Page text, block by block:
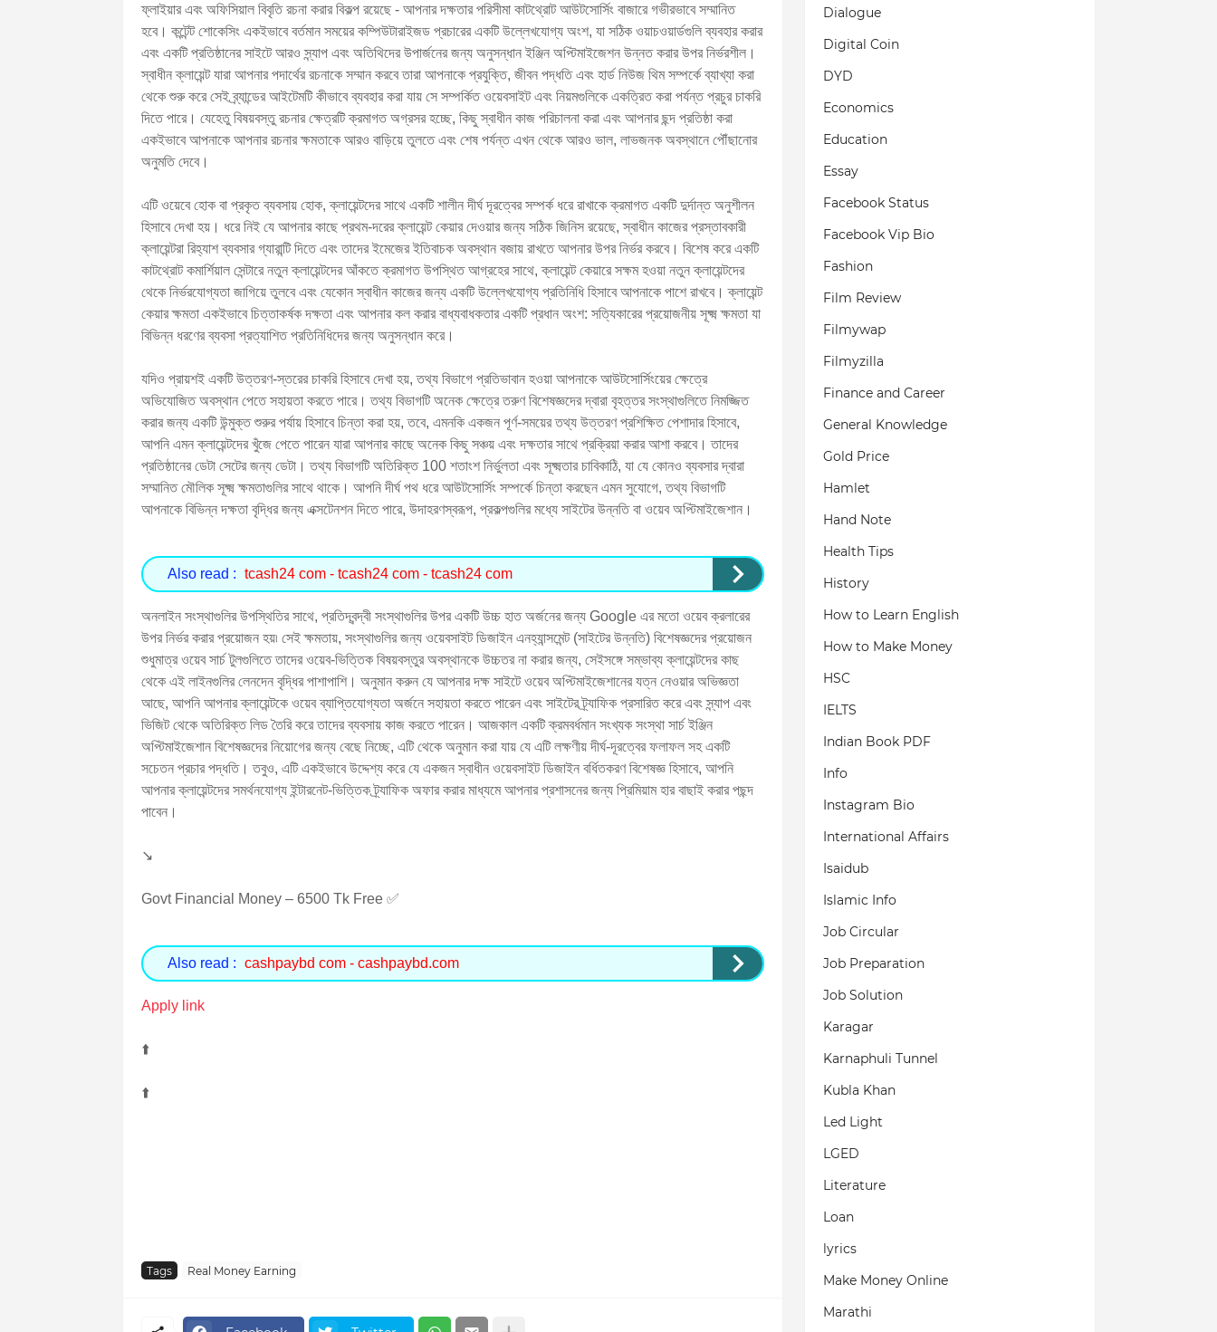
ফ্লাইয়ার এবং অফিসিয়াল বিবৃতি রচনা করার বিকল্প রয়েছে - আপনার দক্ষতার পরিসীমা কাটথ্রোট আউটসোর্সিং বাজারে গভীরভাবে সম্মানিত
হবে। কন্টেন্ট শোকেসিং একইভাবে বর্তমান সময়ের কম্পিউটারাইজড প্রচারের একটি উল্লেখযোগ্য অংশ, যা সঠিক ওয়াচওয়ার্ডগুলি ব্যবহার করার
এবং একটি প্রতিষ্ঠানের সাইটে আরও স্ন্যাপ এবং অতিথিদের উপার্জনের জন্য অনুসন্ধান ইঞ্জিন অপ্টিমাইজেশন উন্নত করার উপর নির্ভরশীল।
স্বাধীন ক্লায়েন্ট যারা আপনার পদার্থের রচনাকে সম্মান করবে তারা আপনাকে প্রযুক্তি, জীবন পদ্ধতি এবং হার্ড নিউজ থিম সম্পর্কে ব্যাখ্যা করা
থেকে শুরু করে সেই ব্র্যান্ডের আইটেমটি কীভাবে ব্যবহার করা যায় সে সম্পর্কিত ওয়েবসাইট এবং নিয়মগুলিকে একত্রিত করা পর্যন্ত প্রচুর চাকরি
দিতে পারে। যেহেতু বিষয়বস্তু রচনার ক্ষেত্রটি ক্রমাগত অগ্রসর হচ্ছে, কিছু স্বাধীন কাজ পরিচালনা করা এবং আপনার ছন্দ প্রতিষ্ঠা করা
একইভাবে আপনাকে আপনার রচনার ক্ষমতাকে আরও বাড়িয়ে তুলতে এবং শেষ পর্যন্ত এখন থেকে আরও ভাল, লাভজনক অবস্থানে পৌঁছানোর
অনুমতি দেবে।
এটি ওয়েবে হোক বা প্রকৃত ব্যবসায় হোক, ক্লায়েন্টদের সাথে একটি শালীন দীর্ঘ দূরত্বের সম্পর্ক ধরে রাখাকে ক্রমাগত একটি দুর্দান্ত অনুশীলন
হিসাবে দেখা হয়। ধরে নিই যে আপনার কাছে প্রথম-দরের ক্লায়েন্ট কেয়ার দেওয়ার জন্য সঠিক জিনিস রয়েছে, স্বাধীন কাজের প্রস্তাবকারী
ক্লায়েন্টরা রিহ্যাশ ব্যবসার গ্যারান্টি দিতে এবং তাদের ইমেজের ইতিবাচক অবস্থান বজায় রাখতে আপনার উপর নির্ভর করবে। বিশেষ করে একটি
কাটথ্রোট কমার্শিয়াল সেন্টারে নতুন ক্লায়েন্টদের আঁকতে ক্রমাগত উপস্থিত আগ্রহের সাথে, ক্লায়েন্ট কেয়ারে সক্ষম হওয়া নতুন ক্লায়েন্টদের
থেকে নির্ভরযোগ্যতা জাগিয়ে তুলবে এবং যেকোন স্বাধীন কাজের জন্য একটি উল্লেখযোগ্য প্রতিনিধি হিসাবে আপনাকে পাশে রাখবে। ক্লায়েন্ট
কেয়ার ক্ষমতা একইভাবে চিত্তাকর্ষক দক্ষতা এবং আপনার কল করার বাধ্যবাধকতার একটি প্রধান অংশ: সত্যিকারের প্রয়োজনীয় সূক্ষ্ম ক্ষমতা যা
বিভিন্ন ধরণের ব্যবসা প্রত্যাশিত প্রতিনিধিদের জন্য অনুসন্ধান করে।
যদিও প্রায়শই একটি উত্তরণ-স্তরের চাকরি হিসাবে দেখা হয়, তথ্য বিভাগে প্রতিভাবান হওয়া আপনাকে আউটসোর্সিংয়ের ক্ষেত্রে
অভিযোজিত অবস্থান পেতে সহায়তা করতে পারে। তথ্য বিভাগটি অনেক ক্ষেত্রে তরুণ বিশেষজ্ঞদের দ্বারা বৃহত্তর সংস্থাগুলিতে নিমজ্জিত
করার জন্য একটি উন্মুক্ত শুরুর পর্যায় হিসাবে চিন্তা করা হয়, তবে, এমনকি একজন পূর্ণ-সময়ের তথ্য উত্তরণ প্রশিক্ষিত পেশাদার হিসাবে,
আপনি এমন ক্লায়েন্টদের খুঁজে পেতে পারেন যারা আপনার কাছে অনেক কিছু সঞ্চয় এবং দক্ষতার সাথে প্রক্রিয়া করার আশা করবে। তাদের
প্রতিষ্ঠানের ডেটা সেটের জন্য ডেটা। তথ্য বিভাগটি অতিরিক্ত 100 শতাংশ নির্ভুলতা এবং সূক্ষ্মতার চাবিকাঠি, যা যে কোনও ব্যবসার দ্বারা
সম্মানিত মৌলিক সূক্ষ্ম ক্ষমতাগুলির সাথে থাকে। আপনি দীর্ঘ পথ ধরে আউটসোর্সিং সম্পর্কে চিন্তা করছেন এমন সুযোগে, তথ্য বিভাগটি
আপনাকে বিভিন্ন দক্ষতা বৃদ্ধির জন্য এক্সটেনশন দিতে পারে, উদাহরণস্বরূপ, প্রকল্পগুলির মধ্যে সাইটের উন্নতি বা ওয়েব অপ্টিমাইজেশান।
Also read : tcash24 com - tcash24 com - tcash24 com
অনলাইন সংস্থাগুলির উপস্থিতির সাথে, প্রতিদ্বন্দ্বী সংস্থাগুলির উপর একটি উচ্চ হাত অর্জনের জন্য Google এর মতো ওয়েব ক্রলারের
উপর নির্ভর করার প্রয়োজন হয়৷ সেই ক্ষমতায়, সংস্থাগুলির জন্য ওয়েবসাইট ডিজাইন এনহ্যান্সমেন্ট (সাইটের উন্নতি) বিশেষজ্ঞদের প্রয়োজন
শুধুমাত্র ওয়েব সার্চ টুলগুলিতে তাদের ওয়েব-ভিত্তিক বিষয়বস্তুর অবস্থানকে উচ্চতর না করার জন্য, সেইসঙ্গে সম্ভাব্য ক্লায়েন্টদের কাছ
থেকে এই লাইনগুলির লেনদেন বৃদ্ধির পাশাপাশি। অনুমান করুন যে আপনার দক্ষ সাইটে ওয়েব অপ্টিমাইজেশানের যত্ন নেওয়ার অভিজ্ঞতা
আছে, আপনি আপনার ক্লায়েন্টকে ওয়েব ব্যাপ্তিযোগ্যতা অর্জনে সহায়তা করতে পারেন এবং সাইটের ট্র্যাফিক প্রসারিত করে এবং স্ন্যাপ এবং
ভিজিট থেকে অতিরিক্ত লিড তৈরি করে তাদের ব্যবসায় কাজ করতে পারেন। আজকাল একটি ক্রমবর্ধমান সংখ্যক সংস্থা সার্চ ইঞ্জিন
অপ্টিমাইজেশান বিশেষজ্ঞদের নিয়োগের জন্য বেছে নিচ্ছে, এটি থেকে অনুমান করা যায় যে এটি লক্ষণীয় দীর্ঘ-দূরত্বের ফলাফল সহ একটি
সচেতন প্রচার পদ্ধতি। তবুও, এটি একইভাবে উদ্দেশ্য করে যে একজন স্বাধীন ওয়েবসাইট ডিজাইন বর্ধিতকরণ বিশেষজ্ঞ হিসাবে, আপনি
আপনার ক্লায়েন্টদের সমর্থনযোগ্য ইন্টারনেট-ভিত্তিক ট্র্যাফিক অফার করার মাধ্যমে আপনার প্রশাসনের জন্য প্রিমিয়াম হার বাছাই করার পছন্দ
পাবেন।
↘️
Govt Financial Money – 6500 Tk Free ✅
Also read : cashpaybd com - cashpaybd.com
Apply link
⬆️
⬆️
Tags Real Money Earning
Dialogue
Digital Coin
DYD
Economics
Education
Essay
Facebook Status
Facebook Vip Bio
Fashion
Film Review
Filmywap
Filmyzilla
Finance and Career
General Knowledge
Gold Price
Hamlet
Hand Note
Health Tips
History
How to Learn English
How to Make Money
HSC
IELTS
Indian Book PDF
Info
Instagram Bio
International Affairs
Isaidub
Islamic Info
Job Circular
Job Preparation
Job Solution
Karagar
Karnaphuli Tunnel
Kubla Khan
Led Light
LGED
Literature
Loan
lyrics
Make Money Online
Marathi